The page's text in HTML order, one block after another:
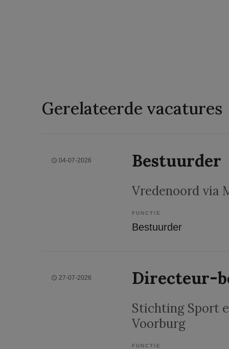
Gerelateerde vacatures
04-07-2026 Bestuurder
Vredenoord via
FUNCTIE
Bestuurder
27-07-2026 Directeur-
Stichting Sport
Voorburg
FUNCTIE